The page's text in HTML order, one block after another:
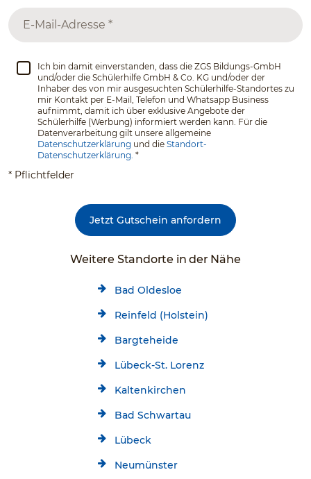
Ich bin damit einverstanden, dass die ZGS Bildungs-GmbH
und/oder die Schülerhilfe GmbH & Co. KG und/oder der
Inhaber des von mir ausgesuchten Schülerhilfe-Standortes zu
mir Kontakt per E-Mail, Telefon und Whatsapp Business
aufnimmt, damit ich über exklusive Angebote der
Schülerhilfe (Werbung) informiert werden kann. Für die
Datenverarbeitung gilt unsere allgemeine
Datenschutzerklärung und die Standort-
Datenschutzerklärung. *
* Pflichtfelder
Jetzt Gutschein anfordern
Weitere Standorte in der Nähe
Bad Oldesloe
Reinfeld (Holstein)
Bargteheide
Lübeck-St. Lorenz
Kaltenkirchen
Bad Schwartau
Lübeck
Neumünster